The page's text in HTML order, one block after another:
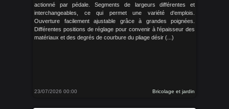
actionné par pédale. Segments de largeurs différentes et
interchangeables, ce qui permet une variété d‘emplois.
Ouverture facilement ajustable grâce à grandes poignées.
Différentes positions de réglage pour convenir à l‘épaisseur des
matériaux et des degrés de courbure du pliage désir (...)
23/07/2026 00:00 Bricolage et jardin